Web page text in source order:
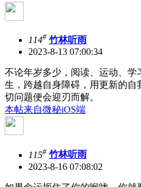
114# 竹林听雨
2023-8-13 07:00:34
不论年岁多少，阅读、运动、
生，跨越自身障碍，用更新的
切问题便会迎刃而解。
本帖来自微秘iOS端
115# 竹林听雨
2023-8-16 07:08:02